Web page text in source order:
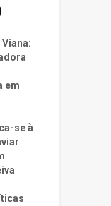
Viana:
em
se à